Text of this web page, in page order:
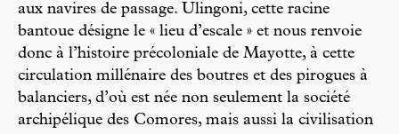
aux navires de passage. Ulingoni, cette racine
bantoue désigne le « lieu d’escale » et nous renvoie
donc à l’histoire précoloniale de Mayotte, à cette
circulation millénaire des boutres et des pirogues à
balanciers, d’où est née non seulement la société
archipélique des Comores, mais aussi la civilisation